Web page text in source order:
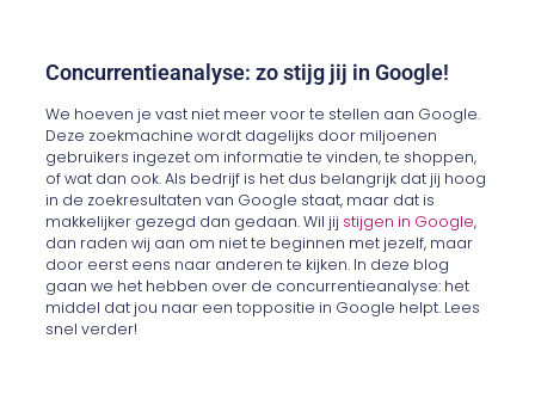
Concurrentieanalyse: zo stijg jij in Google!
We hoeven je vast niet meer voor te stellen aan Google.
Deze zoekmachine wordt dagelijks door miljoenen
gebruikers ingezet om informatie te vinden, te shoppen,
of wat dan ook. Als bedrijf is het dus belangrijk dat jij hoog
in de zoekresultaten van Google staat, maar dat is
makkelijker gezegd dan gedaan. Wil jij stijgen in Google,
dan raden wij aan om niet te beginnen met jezelf, maar
door eerst eens naar anderen te kijken. In deze blog
gaan we het hebben over de concurrentieanalyse: het
middel dat jou naar een toppositie in Google helpt. Lees
snel verder!